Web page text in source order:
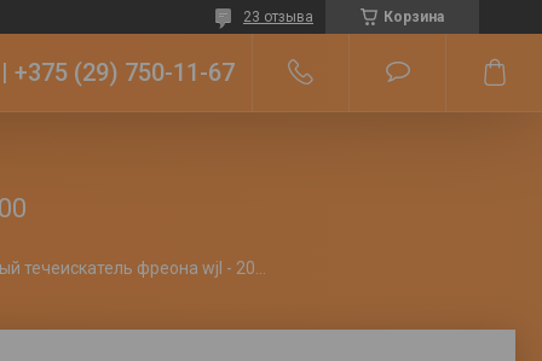
Корзина
23 отзыва
+375 (29) 750-11-67